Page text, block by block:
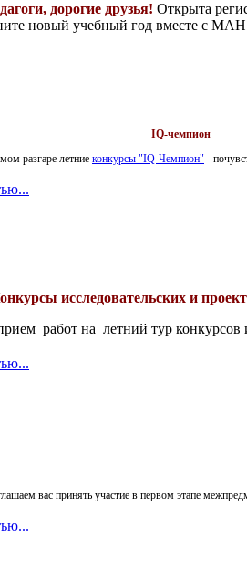
дорогие друзья! Открыта
новый учебный год вместе с
IQ-чемпион
разгаре летние конкурсы "IQ-Чемпион" -
исследовательских и
работ на летний тур конкурсов
вас принять участие в первом этапе